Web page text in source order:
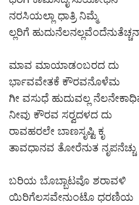
ನರಸಿಯಲ್ಲಾ ಧಾತ್ರಿ ನಿಮ್ಮೆ
ಲ್ಲರಿಗೆ
ಮಾವ ಮಾಯಾಡಂಬರದ ದು
ರ್ಭಾವವೇತಕೆ ಕೌರವನೊಳೆಮ
ಗೀ ವಸುಧೆ ಹುದುವಲ್ಲ
ನೀವು ಕೌರವ ಸರ‍್ವದಳದ ದು
ರಾವಹರಲೇ ಬಾಣಸೃಷ್ಟಿ ಕೃ
ತಾವಧಾನವ ತೋರೆನುತ
ಬರಿಯ ಬೊಬ್ಬಾಟವೊ ಶರಾವಳಿ
ಯಿರಿಗೆಲಸವೇನುಂಟೊ ಧರಣಿಯ